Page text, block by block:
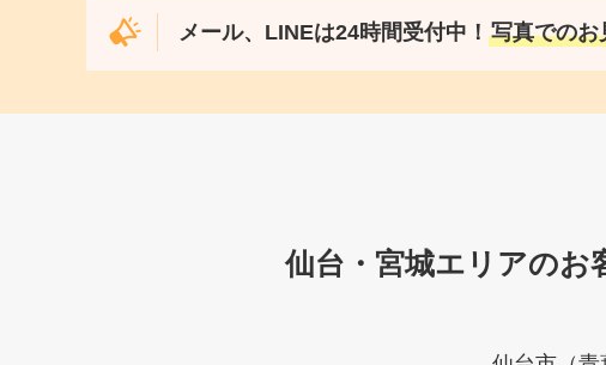
メール、LINEは24時間受付中！ 写真でのお
仙台・宮城エリアのお